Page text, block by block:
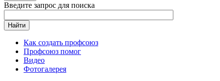
Введите запрос для поиска
Найти
Как создать профсоюз
Профсоюз помог
Видео
Фотогалерея